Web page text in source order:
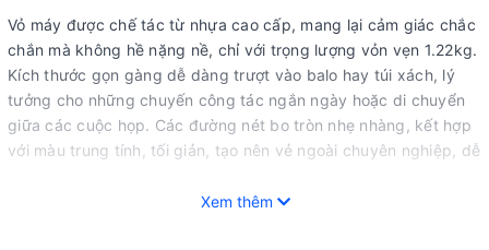
Vỏ máy được chế tác từ nhựa cao cấp, mang lại cảm giác chắc
chắn mà không hề nặng nề, chỉ với trọng lượng vỏn vẹn 1.22kg.
Kích thước gọn gàng dễ dàng trượt vào balo hay túi xách, lý
tưởng cho những chuyến công tác ngắn ngày hoặc di chuyển
giữa các cuộc họp. Các đường nét bo tròn nhẹ nhàng, kết hợp
với màu trung tính, tối giản, tạo nên vẻ ngoài chuyên nghiệp, dễ
Xem thêm